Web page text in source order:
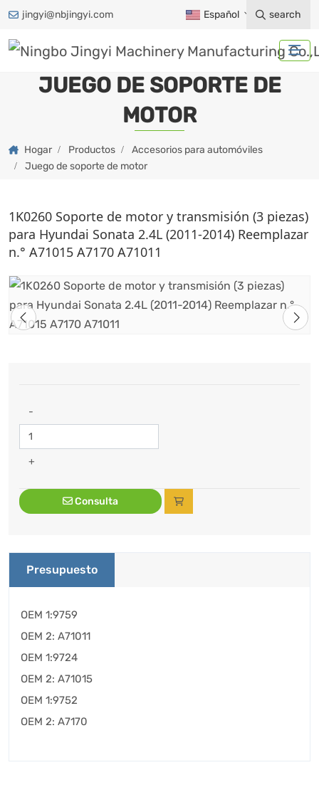
jingyi@nbjingyi.com Español search
JUEGO DE SOPORTE DE
MOTOR
Hogar Productos
Accesorios para automóviles
Juego de soporte de motor
1K0260 Soporte de motor y transmisión (3 piezas)
para Hyundai Sonata 2.4L (2011-2014) Reemplazar
n.° A71015 A7170 A71011
-
+
Consulta
Presupuesto
OEM 1:9759
OEM 2: A71011
OEM 1:9724
OEM 2: A71015
OEM 1:9752
OEM 2: A7170